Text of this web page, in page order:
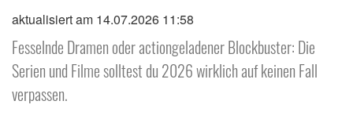
aktualisiert am 14.07.2026 11:58
Fesselnde Dramen oder actiongeladener Blockbuster: Die
Serien und Filme solltest du 2026 wirklich auf keinen Fall
verpassen.